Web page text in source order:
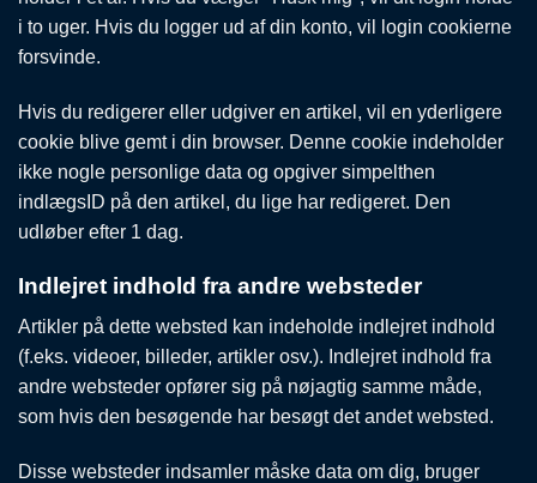
i to uger. Hvis du logger ud af din konto, vil login cookierne
forsvinde.
Hvis du redigerer eller udgiver en artikel, vil en yderligere
cookie blive gemt i din browser. Denne cookie indeholder
ikke nogle personlige data og opgiver simpelthen
indlægsID på den artikel, du lige har redigeret. Den
udløber efter 1 dag.
Indlejret indhold fra andre websteder
Artikler på dette websted kan indeholde indlejret indhold
(f.eks. videoer, billeder, artikler osv.). Indlejret indhold fra
andre websteder opfører sig på nøjagtig samme måde,
som hvis den besøgende har besøgt det andet websted.
Disse websteder indsamler måske data om dig, bruger